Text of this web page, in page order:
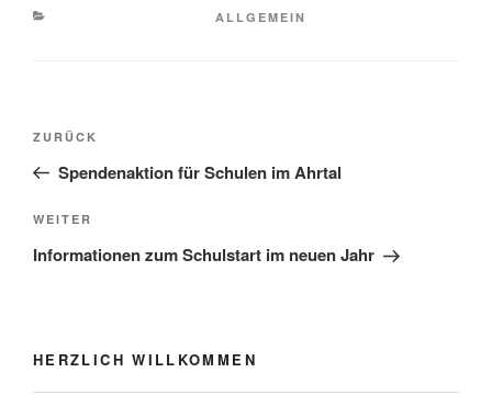
KATEGORIEN
ALLGEMEIN
Beitragsnavigation
Vorheriger
Beitrag
ZURÜCK
Spendenaktion für Schulen im Ahrtal
Nächster
Beitrag
WEITER
Informationen zum Schulstart im neuen Jahr
HERZLICH WILLKOMMEN